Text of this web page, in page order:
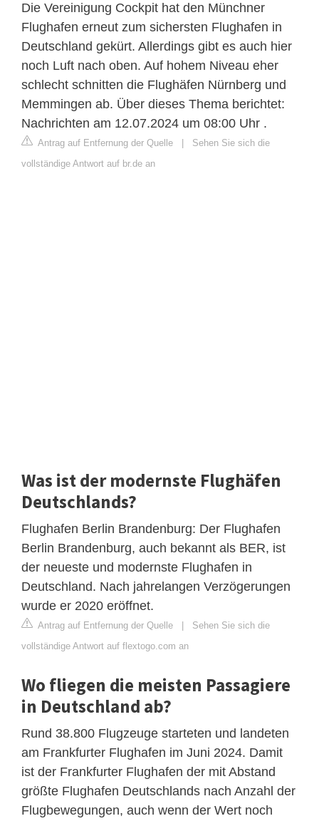
Die Vereinigung Cockpit hat den Münchner
Flughafen erneut zum sichersten Flughafen in
Deutschland gekürt. Allerdings gibt es auch hier
noch Luft nach oben. Auf hohem Niveau eher
schlecht schnitten die Flughäfen Nürnberg und
Memmingen ab. Über dieses Thema berichtet:
Nachrichten am 12.07.2024 um 08:00 Uhr .
Antrag auf Entfernung der Quelle
Sehen Sie sich die
vollständige Antwort auf br.de an
Was ist der modernste Flughäfen
Deutschlands?
Flughafen Berlin Brandenburg: Der Flughafen
Berlin Brandenburg, auch bekannt als BER, ist
der neueste und modernste Flughafen in
Deutschland. Nach jahrelangen Verzögerungen
wurde er 2020 eröffnet.
Antrag auf Entfernung der Quelle
Sehen Sie sich die
vollständige Antwort auf flextogo.com an
Wo fliegen die meisten Passagiere
in Deutschland ab?
Rund 38.800 Flugzeuge starteten und landeten
am Frankfurter Flughafen im Juni 2024. Damit
ist der Frankfurter Flughafen der mit Abstand
größte Flughafen Deutschlands nach Anzahl der
Flugbewegungen, auch wenn der Wert noch